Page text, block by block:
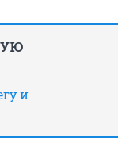
и